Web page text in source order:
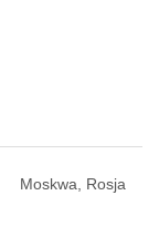
Moskwa, Rosja